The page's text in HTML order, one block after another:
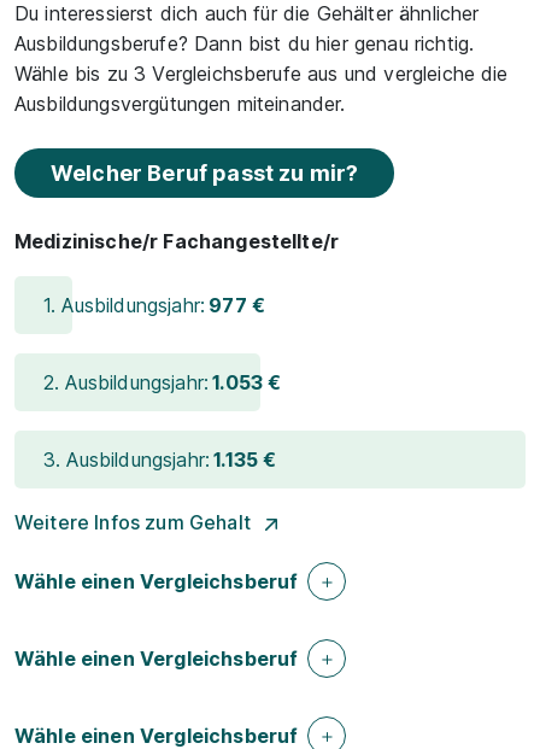
Du interessierst dich auch für die Gehälter ähnlicher
Ausbildungsberufe? Dann bist du hier genau richtig.
Wähle bis zu 3 Vergleichsberufe aus und vergleiche die
Ausbildungsvergütungen miteinander.
Welcher Beruf passt zu mir?
Medizinische/r Fachangestellte/r
1. Ausbildungsjahr: 977 €
2. Ausbildungsjahr: 1.053 €
3. Ausbildungsjahr: 1.135 €
Weitere Infos zum Gehalt
Wähle einen Vergleichsberuf
Wähle einen Vergleichsberuf
Wähle einen Vergleichsberuf